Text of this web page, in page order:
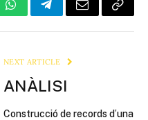
WhatsAppTelegramEmail Copy
NEXT ARTICLE
ANÀLISI
Construcció de records d’una